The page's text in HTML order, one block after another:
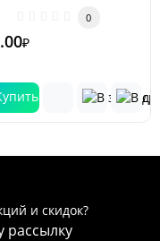
швов, стыков,
отверстий, ..
0
₽
и скидок?